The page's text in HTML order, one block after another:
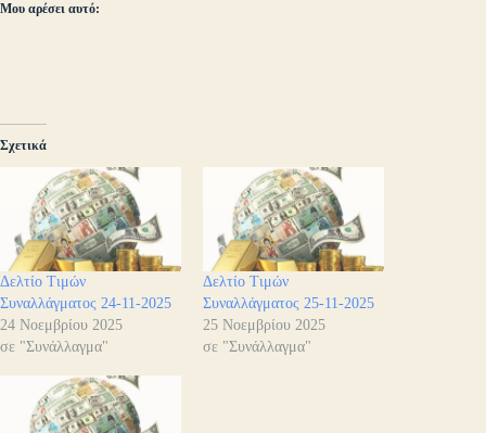
Μου αρέσει αυτό:
Σχετικά
Δελτίο Τιμών
Συναλλάγματος 24-11-2025
24 Νοεμβρίου 2025
σε "Συνάλλαγμα"
Δελτίο Τιμών
Συναλλάγματος 25-11-2025
25 Νοεμβρίου 2025
σε "Συνάλλαγμα"